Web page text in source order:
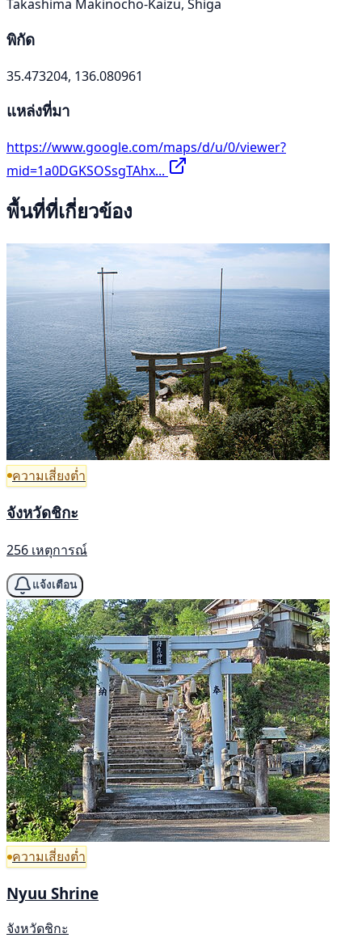
Takashima Makinocho-Kaizu, Shiga
พิกัด
35.473204, 136.080961
แหล่งที่มา
https://www.google.com/maps/d/u/0/viewer?
mid=1a0DGKSOSsgTAhx...
พื้นที่ที่เกี่ยวข้อง
ความเสี่ยงต่ำ
จังหวัดชิกะ
256 เหตุการณ์
แจ้งเตือน
ความเสี่ยงต่ำ
Nyuu Shrine
จังหวัดชิกะ